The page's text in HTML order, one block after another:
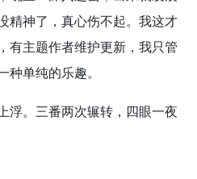
精神了，真心伤不起。我这才
有主题作者维护更新，我只管
单纯的乐趣。
浮。三番两次辗转，四眼一夜